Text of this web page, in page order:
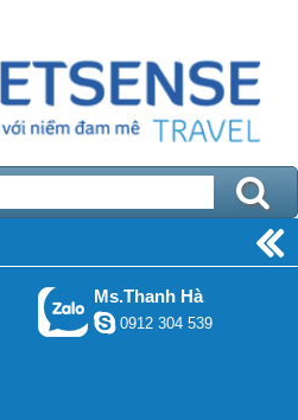
Ms.Thanh Hà
0912 304 539